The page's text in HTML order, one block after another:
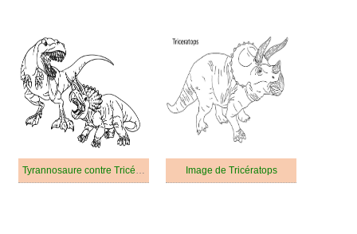
Tyrannosaure contre Tricératops Image de Tricératops